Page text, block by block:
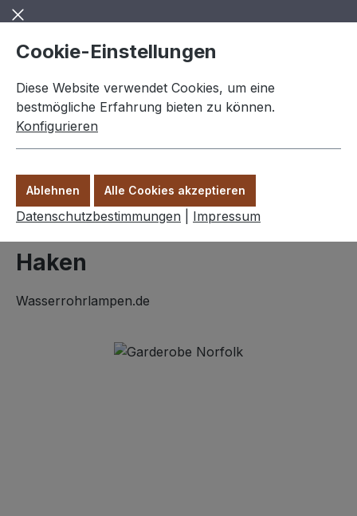
Zum Hauptinhalt springen
Wohnideen
Garderobe "Norfolk" 4
Haken
Wasserrohrlampen.de
Bildergalerie überspringen
Cookie-Einstellungen
Diese Website verwendet Cookies, um eine
bestmögliche Erfahrung bieten zu können.
Konfigurieren
Ablehnen Alle Cookies akzeptieren
Datenschutzbestimmungen Impressum